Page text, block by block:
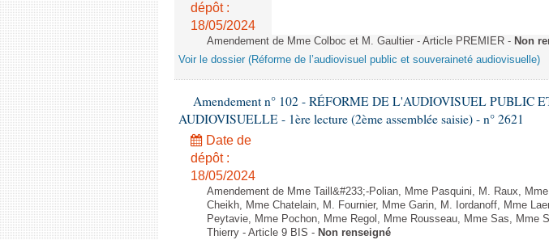
dépôt :
18/05/2024
Amendement de Mme Colboc et M. Gaultier - Article PREMIER - Non
Voir le dossier (Réforme de l’audiovisuel public et souveraineté audiovisuelle)
Amendement n° 102 - RÉFORME DE L'AUDIOVISUEL PUBLIC
AUDIOVISUELLE - 1ère lecture (2ème assemblée saisie) - n° 2621
Date de
dépôt :
18/05/2024
Amendement de Mme Taill&#233;-Polian, Mme Pasquini, M. Raux,
Cheikh, Mme Chatelain, M. Fournier, Mme Garin, M. Iordanoff, Mme
Peytavie, Mme Pochon, Mme Regol, Mme Rousseau, Mme Sas, Mme
Thierry - Article 9 BIS - Non renseigné